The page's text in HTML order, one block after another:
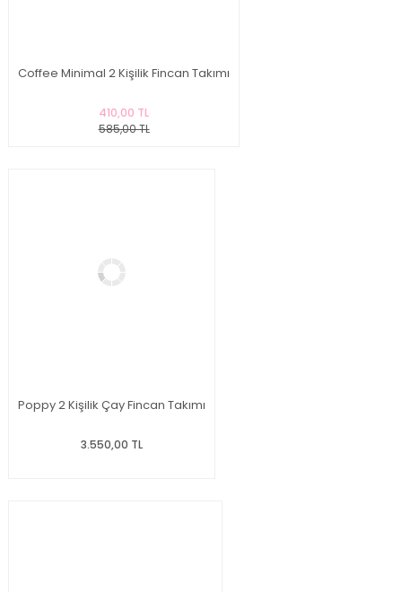
Coffee Minimal 2 Kişilik Fincan Takımı
410,00 TL
585,00 TL
Poppy 2 Kişilik Çay Fincan Takımı
3.550,00 TL